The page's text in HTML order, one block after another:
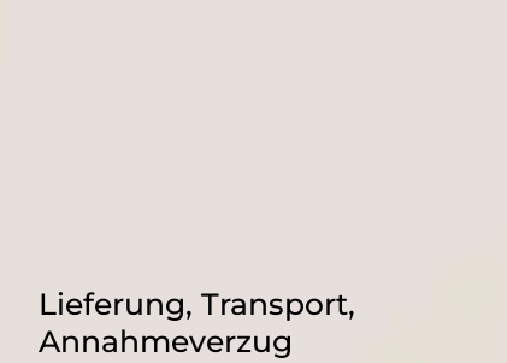
Lieferung, Transport,
Annahmeverzug